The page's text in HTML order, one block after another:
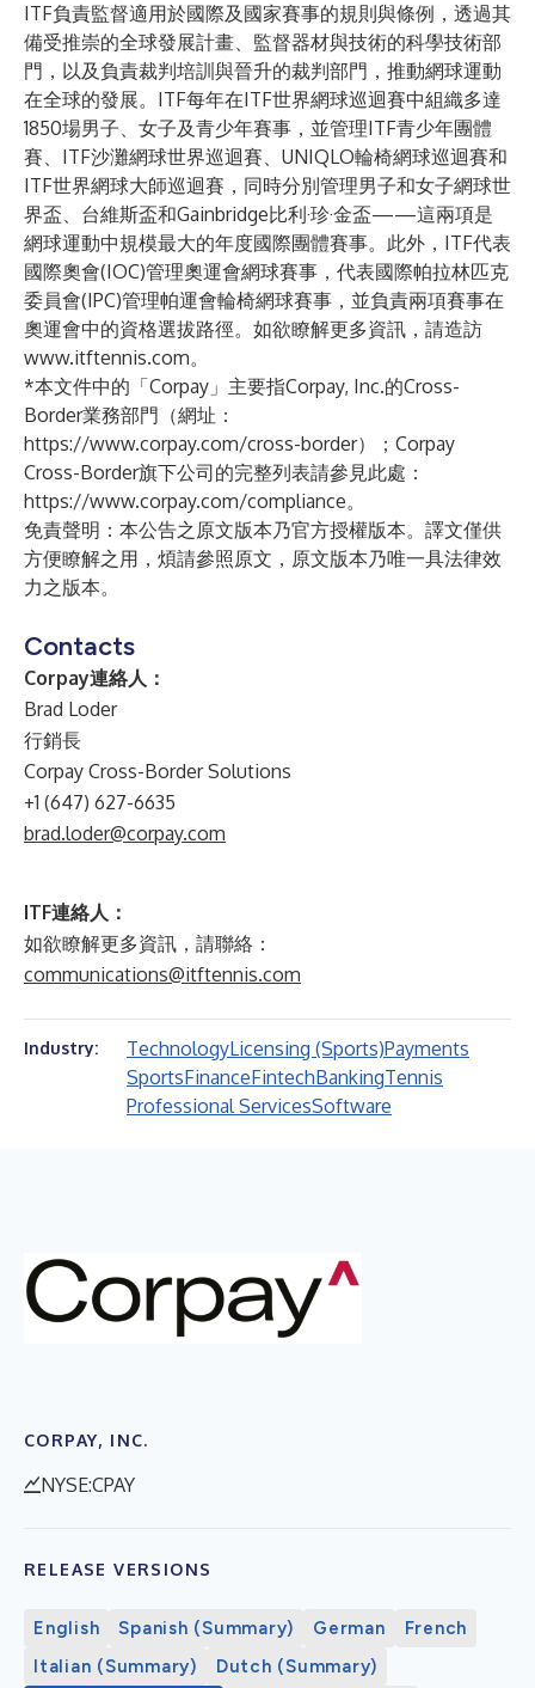
ITF負責監督適用於國際及國家賽事的規則與條例，透過其
備受推崇的全球發展計畫、監督器材與技術的科學技術部
門，以及負責裁判培訓與晉升的裁判部門，推動網球運動
在全球的發展。ITF每年在ITF世界網球巡迴賽中組織多達
1850場男子、女子及青少年賽事，並管理ITF青少年團體
賽、ITF沙灘網球世界巡迴賽、UNIQLO輪椅網球巡迴賽和
ITF世界網球大師巡迴賽，同時分別管理男子和女子網球世
界盃、台維斯盃和Gainbridge比利·珍·金盃——這兩項是
網球運動中規模最大的年度國際團體賽事。此外，ITF代表
國際奧會(IOC)管理奧運會網球賽事，代表國際帕拉林匹克
委員會(IPC)管理帕運會輪椅網球賽事，並負責兩項賽事在
奧運會中的資格選拔路徑。如欲瞭解更多資訊，請造訪
www.itftennis.com。
*本文件中的「Corpay」主要指Corpay, Inc.的Cross-
Border業務部門（網址：
https://www.corpay.com/cross-border）；Corpay
Cross-Border旗下公司的完整列表請參見此處：
https://www.corpay.com/compliance。
免責聲明：本公告之原文版本乃官方授權版本。譯文僅供
方便瞭解之用，煩請參照原文，原文版本乃唯一具法律效
力之版本。
Contacts
Corpay連絡人：
Brad Loder
行銷長
Corpay Cross-Border Solutions
+1 (647) 627-6635
brad.loder@corpay.com
ITF連絡人：
如欲瞭解更多資訊，請聯絡：
communications@itftennis.com
Industry: TechnologyLicensing (Sports)Payments
SportsFinanceFintechBankingTennis
Professional ServicesSoftware
CORPAY, INC.
NYSE:CPAY
RELEASE VERSIONS
English Spanish (Summary) German
French
Italian (Summary)
Dutch (Summary)